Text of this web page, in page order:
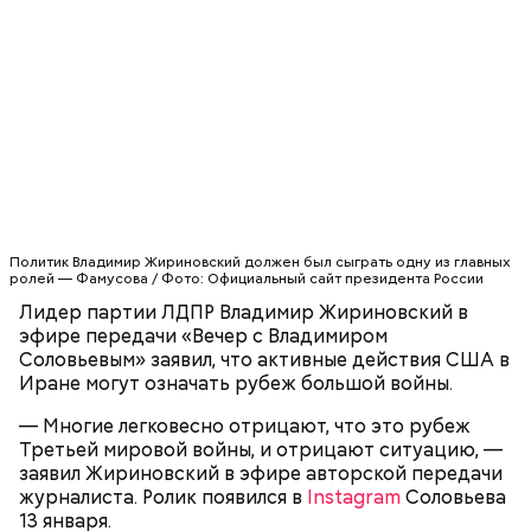
Политик Владимир Жириновский должен был сыграть одну из главных
ролей — Фамусова / Фото: Официальный сайт президента России
Лидер партии ЛДПР Владимир Жириновский в
эфире передачи «Вечер с Владимиром
Соловьевым» заявил, что активные действия США в
Иране могут означать рубеж большой войны.
— Многие легковесно отрицают, что это рубеж
Третьей мировой войны, и отрицают ситуацию, —
заявил Жириновский в эфире авторской передачи
журналиста. Ролик появился в InstagramСоловьева
13 января.